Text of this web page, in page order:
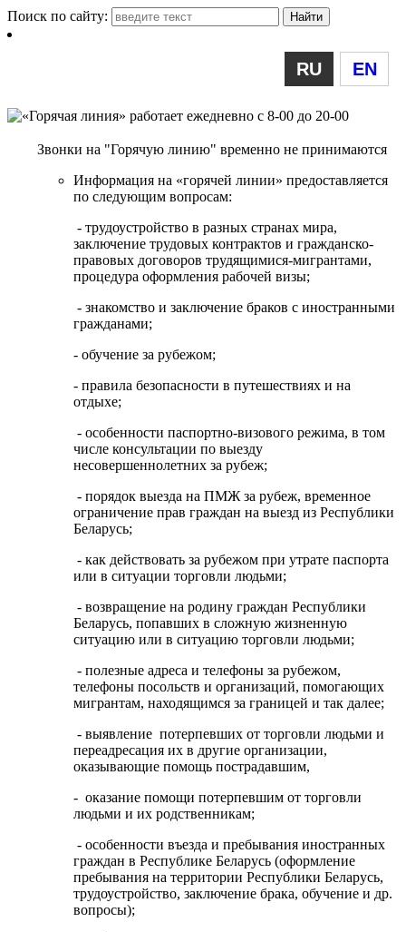
Поиск по сайту:
RU EN
Звонки на "Горячую линию" временно не принимаются
Информация на «горячей линии» предоставляется
по следующим вопросам:
- трудоустройство в разных странах мира,
заключение трудовых контрактов и гражданско-
правовых договоров трудящимися-мигрантами,
процедура оформления рабочей визы;
- знакомство и заключение браков с иностранными
гражданами;
- обучение за рубежом;
- правила безопасности в путешествиях и на
отдыхе;
- особенности паспортно-визового режима, в том
числе консультации по выезду
несовершеннолетних за рубеж;
- порядок выезда на ПМЖ за рубеж, временное
ограничение прав граждан на выезд из Республики
Беларусь;
- как действовать за рубежом при утрате паспорта
или в ситуации торговли людьми;
- возвращение на родину граждан Республики
Беларусь, попавших в сложную жизненную
ситуацию или в ситуацию торговли людьми;
- полезные адреса и телефоны за рубежом,
телефоны посольств и организаций, помогающих
мигрантам, находящимся за границей и так далее;
- выявление потерпевших от торговли людьми и
переадресация их в другие организации,
оказывающие помощь пострадавшим,
- оказание помощи потерпевшим от торговли
людьми и их родственникам;
- особенности въезда и пребывания иностранных
граждан в Республике Беларусь (оформление
пребывания на территории Республики Беларусь,
трудоустройство, заключение брака, обучение и др.
вопросы);